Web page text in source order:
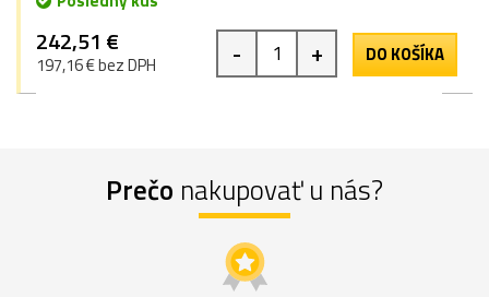
242,51 €
197,16 € bez DPH - + DO KOŠÍKA
Prečo nakupovať u nás?